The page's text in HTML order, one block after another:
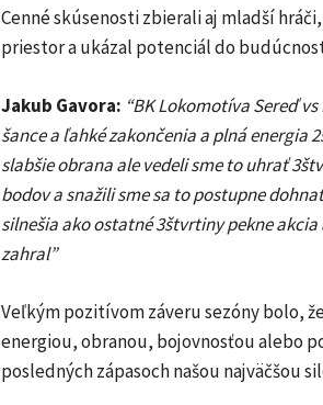
Cenné skúsenosti zbierali aj mladší
priestor a ukázal potenciál do
Jakub Gavora: “BK Lokomotíva Sereď
šance a ľahké zakončenia a plná energia
slabšie obrana ale vedeli sme to uhrať
bodov a snažili sme sa to postupne
silnešia ako ostatné 3štvrtiny pekne
zahral”
Veľkým pozitívom záveru sezóny bolo,
energiou, obranou, bojovnosťou alebo
posledných zápasoch našou najväčšou